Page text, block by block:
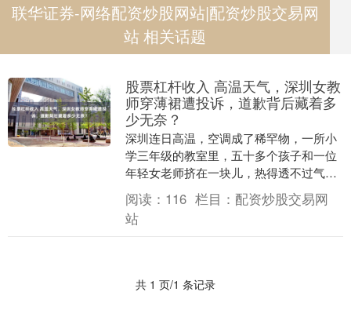
联华证券-网络配资炒股网站|配资炒股交易网
站 相关话题
股票杠杆收入 高温天气，深圳女教
师穿薄裙遭投诉，道歉背后藏着多
少无奈？
深圳连日高温，空调成了稀罕物，一所小
学三年级的教室里，五十多个孩子和一位
年轻女老师挤在一块儿，热得透不过气，
那天她穿着一件藕粉色的薄纱连衣裙去上
公开课，照片里她....
阅读： 116 栏目： 配资炒股交易网
站
共 1 页/1 条记录